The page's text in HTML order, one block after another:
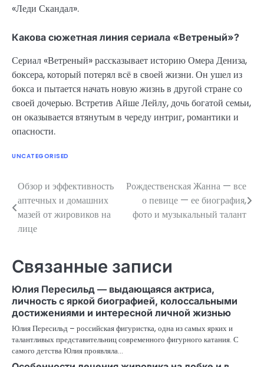
«Леди Скандал».
Какова сюжетная линия сериала «Ветреный»?
Сериал «Ветреный» рассказывает историю Омера Дениза,
боксера, который потерял всё в своей жизни. Он ушел из
бокса и пытается начать новую жизнь в другой стране со
своей дочерью. Встретив Айше Лейлу, дочь богатой семьи,
он оказывается втянутым в череду интриг, романтики и
опасности.
UNCATEGORISED
Навигация
по
записям
Обзор и эффективность
аптечных и домашних
мазей от жировиков на
лице
Рождественская Жанна — все
о певице — ее биография,
фото и музыкальный талант
Связанные записи
Юлия Пересильд — выдающаяся актриса,
личность с яркой биографией, колоссальными
достижениями и интересной личной жизнью
Юлия Пересильд – российская фигуристка, одна из самых ярких и
талантливых представительниц современного фигурного катания. С
самого детства Юлия проявляла…